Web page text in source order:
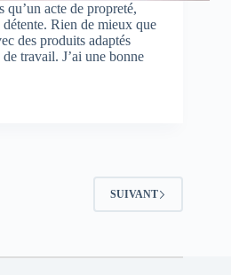
qu’un acte de propreté,
détente. Rien de mieux que
des produits adaptés
travail. J’ai une bonne
SUIVANT